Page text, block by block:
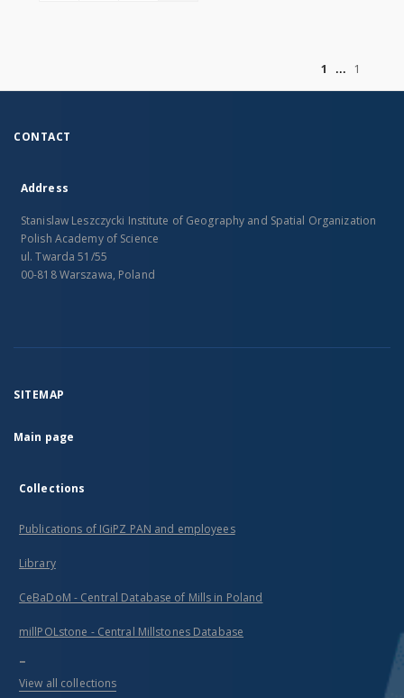
1
1
CONTACT
Address
Stanislaw Leszczycki Institute of Geography and Spatial Organization
Polish Academy of Science
ul. Twarda 51/55
00-818 Warszawa, Poland
SITEMAP
Main page
Collections
Publications of IGiPZ PAN and employees
Library
CeBaDoM - Central Database of Mills in Poland
millPOLstone - Central Millstones Database
...
View all collections